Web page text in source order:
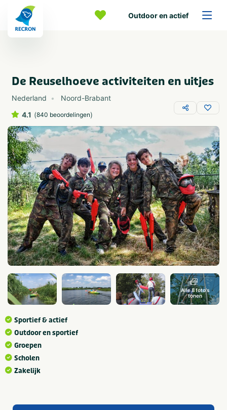
Outdoor en actief
De Reuselhoeve activiteiten en uitjes
Nederland
Noord-Brabant
4.1 (840 beoordelingen)
Alle 8 foto's
tonen
Sportief & actief
Outdoor en sportief
Groepen
Scholen
Zakelijk